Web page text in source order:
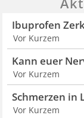
Ibuprofen
Vor Kurzem
Kann euer
Vor Kurzem
Schmerzen in
Vor Kurzem